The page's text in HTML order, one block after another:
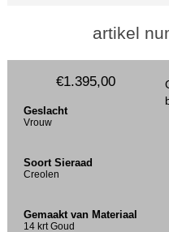
artikel
€1.395,00
Geslacht
Vrouw
Soort Sieraad
Creolen
Gemaakt van Materiaal
14 krt Goud